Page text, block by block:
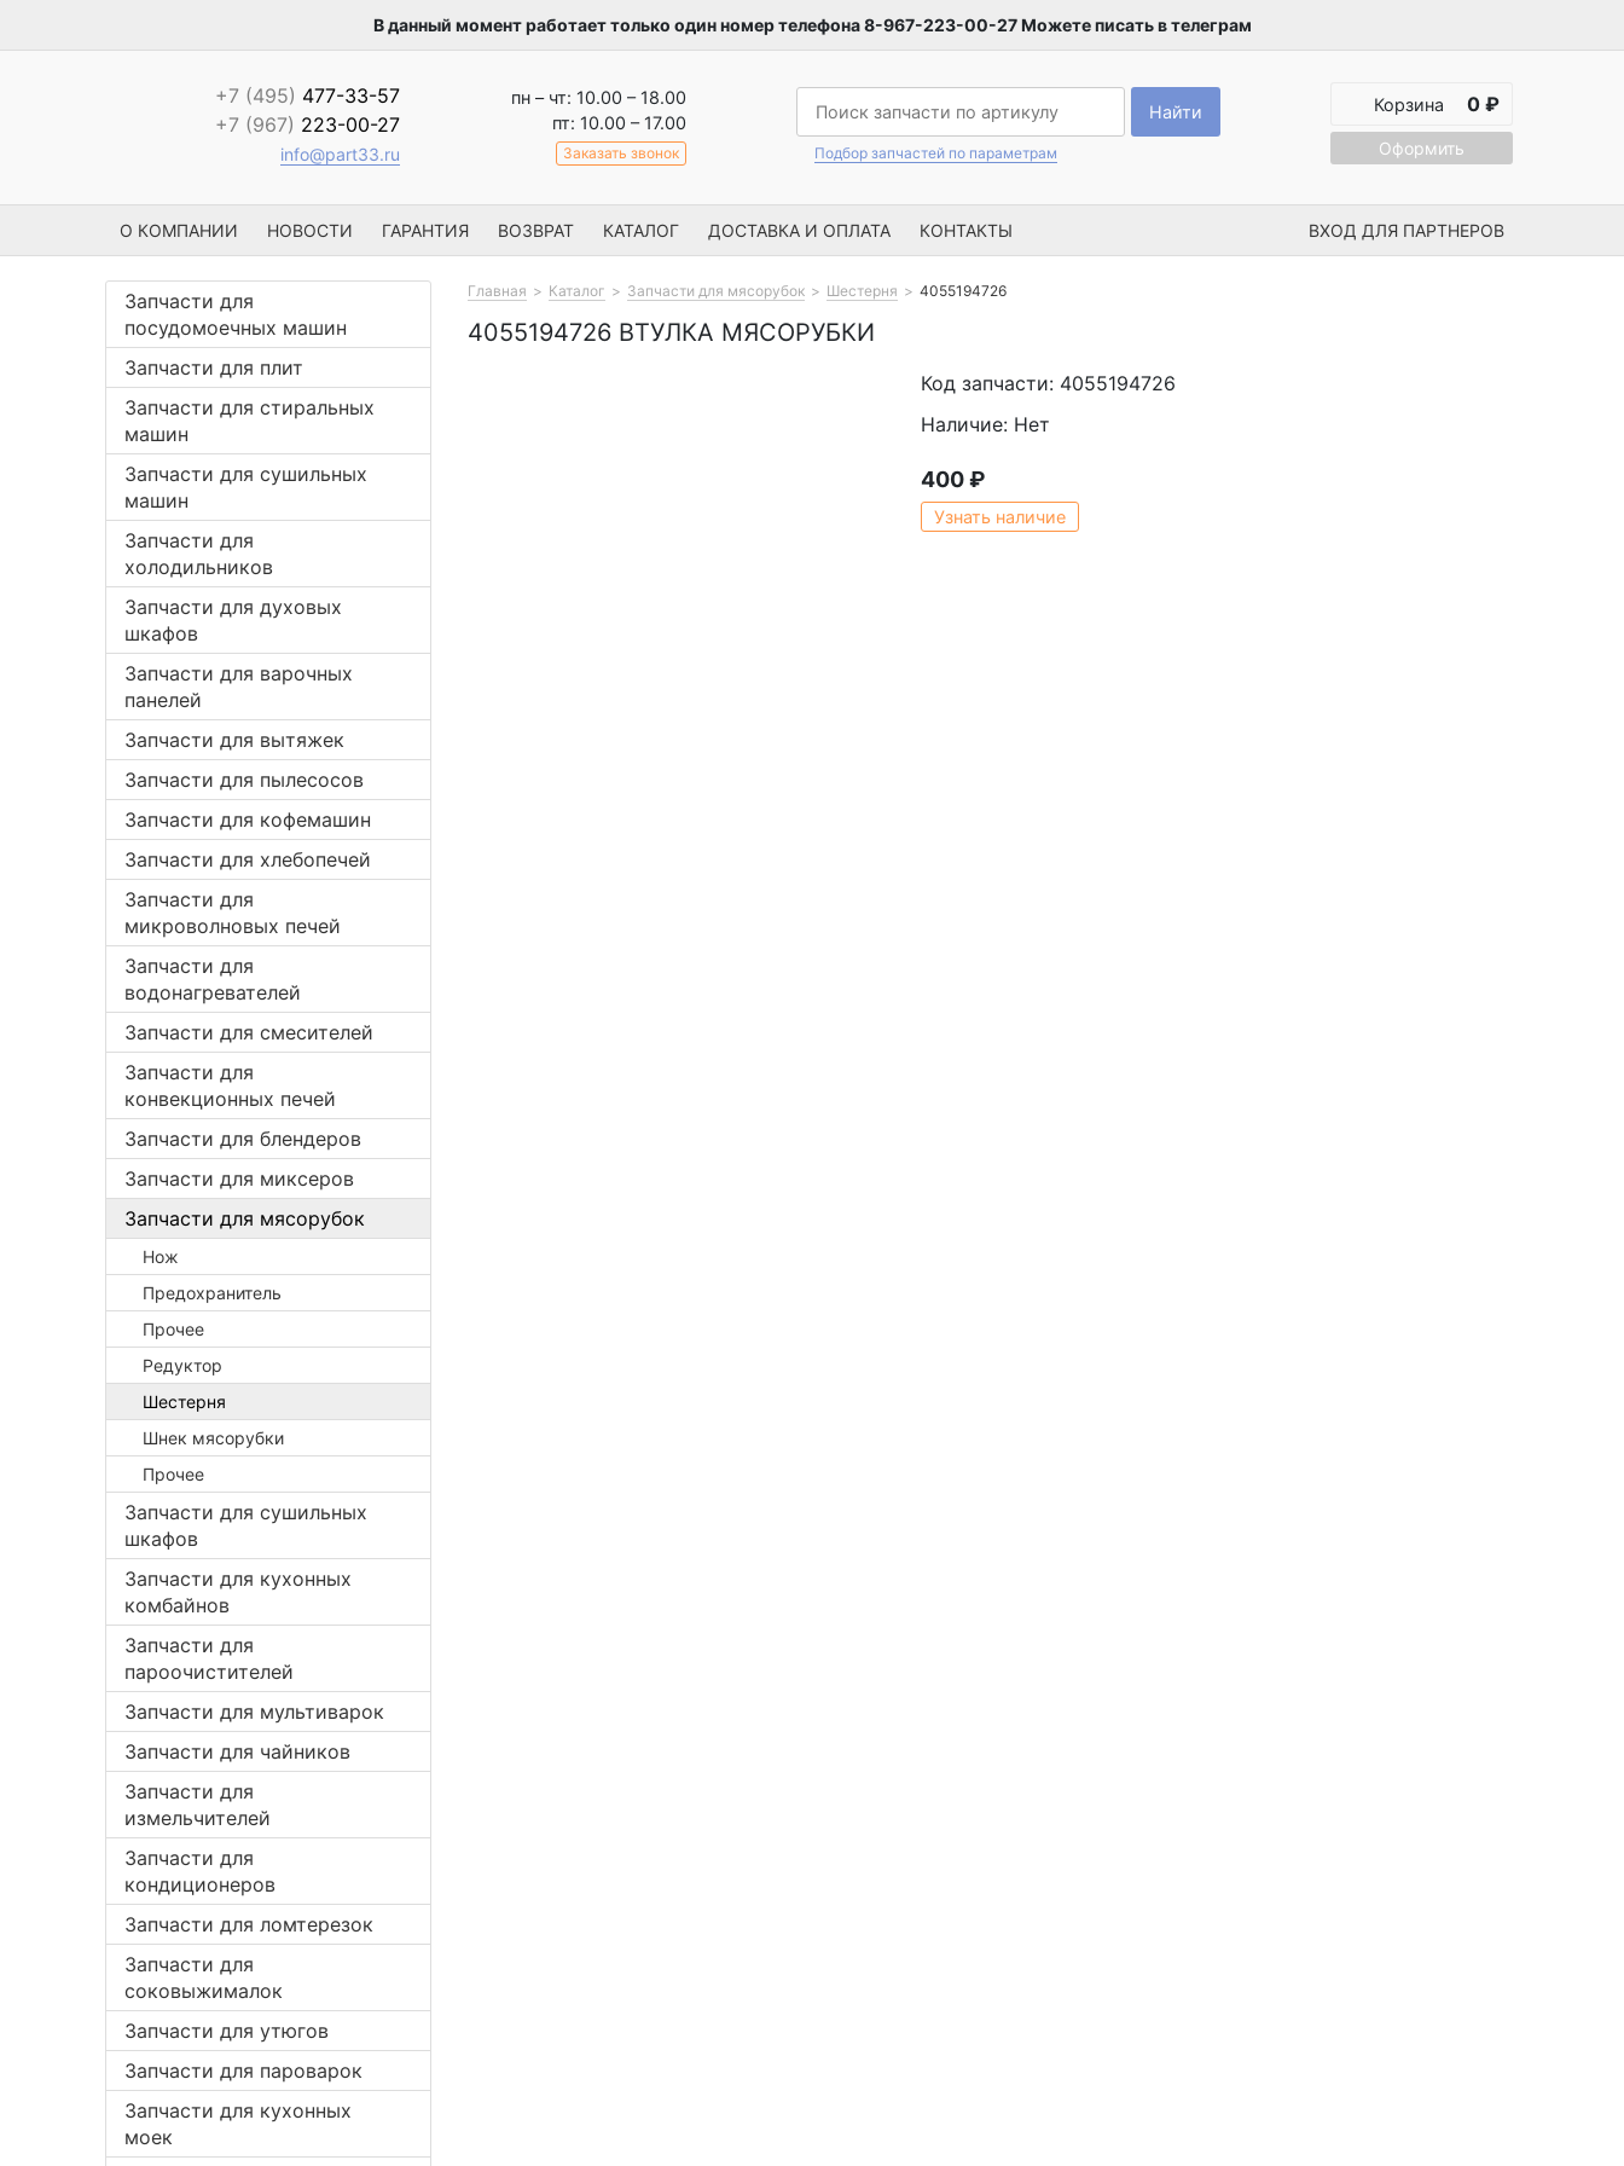
В данный момент работает только один номер телефона 8-967-223-00-27 Можете писать в телеграм
+7 (495) 477-33-57
+7 (967) 223-00-27
info@part33.ru
пн – чт: 10.00 – 18.00
пт: 10.00 – 17.00
Заказать звонок
Найти
Подбор запчастей по параметрам
Корзина 0 ₽
Оформить
О КОМПАНИИ НОВОСТИ ГАРАНТИЯ ВОЗВРАТ КАТАЛОГ ДОСТАВКА И ОПЛАТА КОНТАКТЫ ВХОД ДЛЯ ПАРТНЕРОВ
Запчасти для
посудомоечных машин
Запчасти для плит
Запчасти для стиральных
машин
Запчасти для сушильных
машин
Запчасти для
холодильников
Запчасти для духовых
шкафов
Запчасти для варочных
панелей
Запчасти для вытяжек
Запчасти для пылесосов
Запчасти для кофемашин
Запчасти для хлебопечей
Запчасти для
микроволновых печей
Запчасти для
водонагревателей
Запчасти для смесителей
Запчасти для
конвекционных печей
Запчасти для блендеров
Запчасти для миксеров
Запчасти для мясорубок
Нож
Предохранитель
Прочее
Редуктор
Шестерня
Шнек мясорубки
Прочее
Запчасти для сушильных
шкафов
Запчасти для кухонных
комбайнов
Запчасти для
пароочистителей
Запчасти для мультиварок
Запчасти для чайников
Запчасти для
измельчителей
Запчасти для
кондиционеров
Запчасти для ломтерезок
Запчасти для
соковыжималок
Запчасти для утюгов
Запчасти для пароварок
Запчасти для кухонных
моек
Главная Каталог Запчасти для мясорубок Шестерня 4055194726
4055194726 ВТУЛКА МЯСОРУБКИ
Код запчасти: 4055194726
Наличие: Нет
400₽
Узнать наличие